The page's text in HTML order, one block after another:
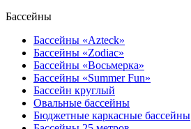
Бассейны
Бассейны «Azteck»
Бассейны «Zodiac»
Бассейны «Восьмерка»
Бассейны «Summer Fun»
Бассейн круглый
Овальные бассейны
Бюджетные каркасные бассейны